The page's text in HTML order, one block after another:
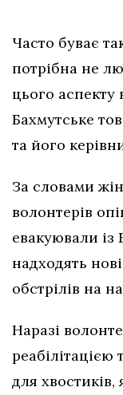
Часто буває
потрібна не
цього аспекту
Бахмутське
та його
За словами
волонтерів
евакуювали із
надходять
обстрілів на
Наразі
для